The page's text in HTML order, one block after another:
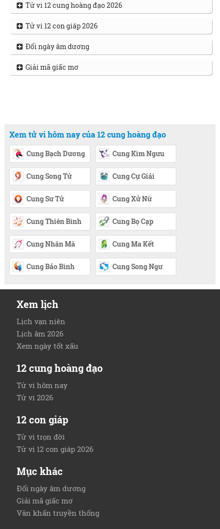
Tử vi 12 cung hoàng đạo 2026
Tử vi 12 con giáp 2026
Đổi ngày âm dương
Giải mã giấc mơ
Xem tử vi hôm nay của 12 cung hoàng đạo
Cung Bạch Dương Cung Kim Ngưu
Cung Song Tử Cung Cự Giải
Cung Sư Tử Cung Xử Nữ
Cung Thiên Bình Cung Bọ Cạp
Cung Nhân Mã Cung Ma Kết
Cung Bảo Bình Cung Song Ngư
Xem lịch
Lịch vạn niên
Lịch âm 2026
Xem ngày tốt xấu
12 cung hoàng đạo
Tử vi hôm nay
Tử vi 2026
12 con giáp
Tử vi trọn đời
Tử vi 12 con giáp 2026
Mục khác
Đổi ngày âm dương
Giải mã giấc mơ
Văn khấn truyền thống